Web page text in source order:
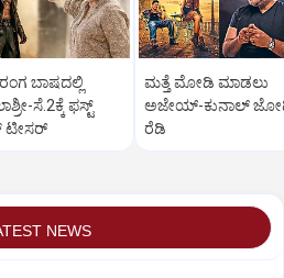
ಬಾಷದಲ್ಲಿ
ಸೆ.2ಕ್ಕೆ ಫಸ್ಟ್‌
ಟೀಸರ್‌
ಮತ್ತೆ ಮೋಡಿ ಮಾಡಲು
ಅಜೇಯ್-ಕುನಾಲ್‌
ರೆಡಿ
NEWS